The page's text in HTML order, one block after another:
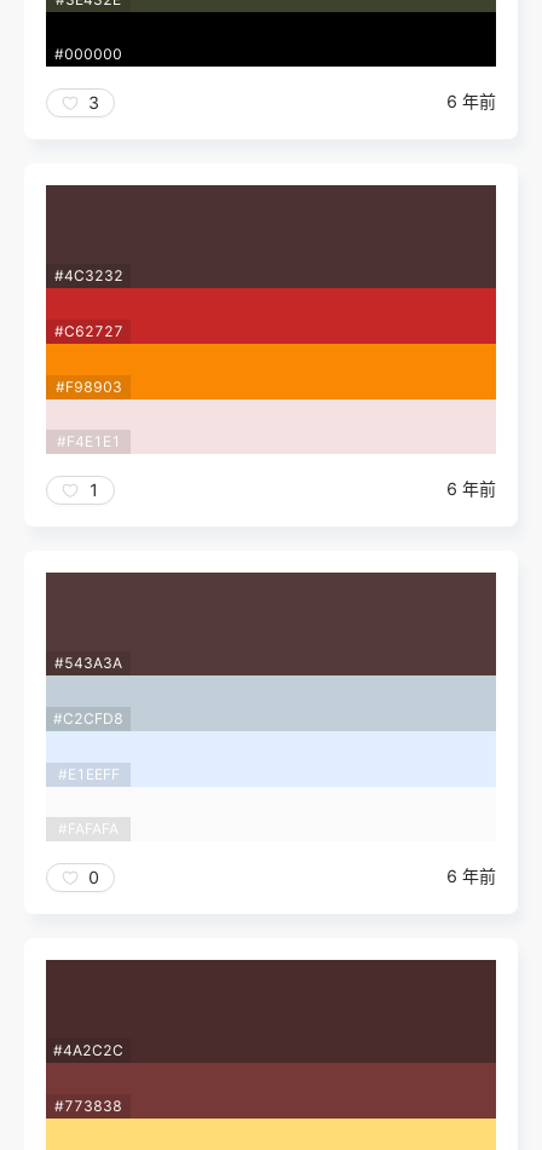
#000000
3 6 年前
#4C3232
#C62727
#F98903
#F4E1E1
1 6 年前
#543A3A
#C2CFD8
#E1EEFF
#FAFAFA
0 6 年前
#4A2C2C
#773838